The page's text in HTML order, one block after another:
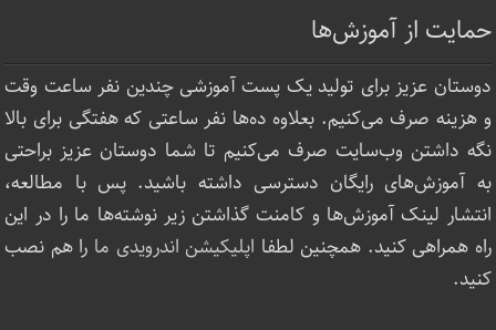
حمایت از آموزش‌ها
دوستان عزیز برای تولید یک پست آموزشی چندین نفر ساعت‌ وقت
و هزینه صرف می‌کنیم. بعلاوه ده‌ها نفر ساعتی که هفتگی برای بالا
نگه داشتن وب‌سایت صرف ‌می‌کنیم تا شما دوستان عزیز براحتی
به آموزش‌های رایگان دسترسی داشته باشید. پس با مطالعه،
انتشار لینک‌ آموزش‌ها و کامنت گذاشتن زیر نوشته‌‌ها ما را در این
راه همراهی کنید. همچنین لطفا اپلیکیشن اندرویدی ما را هم نصب
کنید.